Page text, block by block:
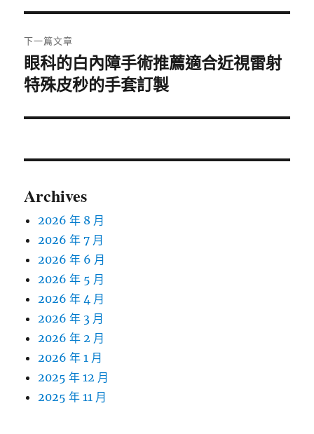
覽
文
章:
下一篇文章
下
一
文
眼科的白內障手術推薦適合近視雷射
特殊皮秒的手套訂製
Archives
2026 年 8 月
2026 年 7 月
2026 年 6 月
2026 年 5 月
2026 年 4 月
2026 年 3 月
2026 年 2 月
2026 年 1 月
2025 年 12 月
2025 年 11 月